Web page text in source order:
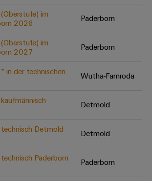
Unsere Neuheiten
im Bereich
im
2026
Paderborn
im
2027
Paderborn
in der technischen
Wutha-Farnroda
Detmold
Detmold
Detmold
Paderborn
Paderborn